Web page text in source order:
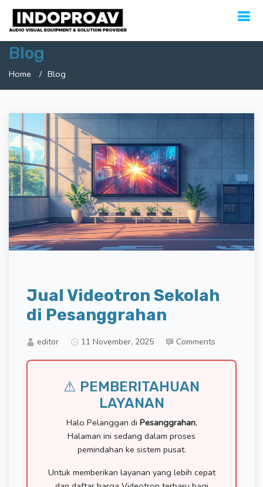
Blog
Home Blog
Jual Videotron Sekolah
di Pesanggrahan
editor 11 November, 2025 Comments
⚠ PEMBERITAHUAN
LAYANAN
Halo Pelanggan di Pesanggrahan,
Halaman ini sedang dalam proses
pemindahan ke sistem pusat.
Untuk memberikan layanan yang lebih cepat